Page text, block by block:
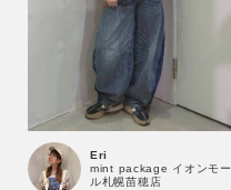
Eri
mint package イオンモー
ル札幌苗穂店